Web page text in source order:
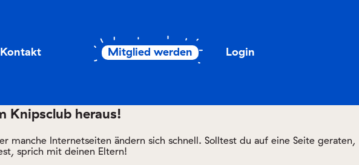
Kontakt Mitglied werden Login
Knipsclub heraus!
Internetseiten ändern sich schnell. Solltest du auf eine Seite geraten,
sprich mit deinen Eltern!